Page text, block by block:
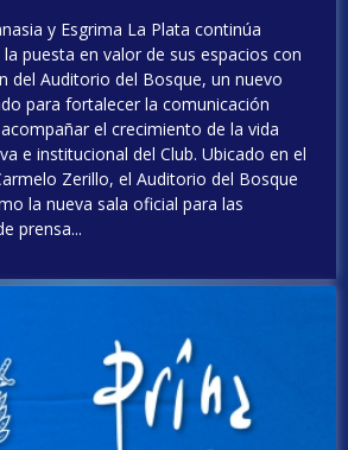
y Esgrima La Plata continúa
puesta en valor de sus espacios con
del Auditorio del Bosque, un nuevo
para fortalecer la comunicación
el crecimiento de la vida
e institucional del Club. Ubicado en el
Zerillo, el Auditorio del Bosque
la nueva sala oficial para las
prensa...